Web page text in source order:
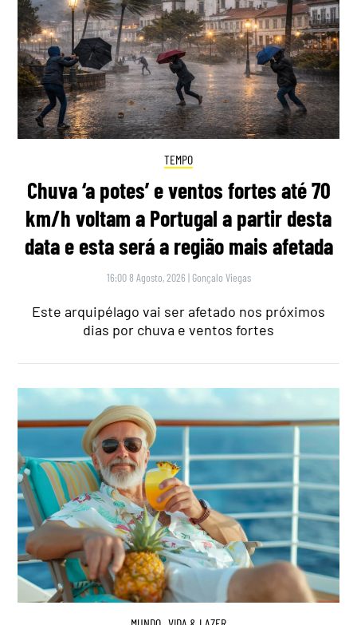
TEMPO
Chuva ‘a potes’ e ventos fortes até 70
km/h voltam a Portugal a partir desta
data e esta será a região mais afetada
16:00 8 Agosto, 2026 | Gonçalo Viegas
Este arquipélago vai ser afetado nos próximos
dias por chuva e ventos fortes